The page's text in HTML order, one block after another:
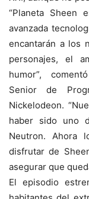
“Planeta Sheen
avanzada
encantarán a los
personajes, el
humor”,
Senior de
Nickelodeon.
haber sido uno
Neutron. Ahora
disfrutar de
asegurar que
El episodio